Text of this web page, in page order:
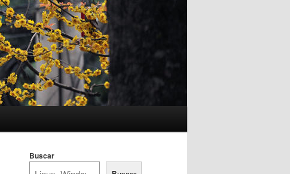
Buscar